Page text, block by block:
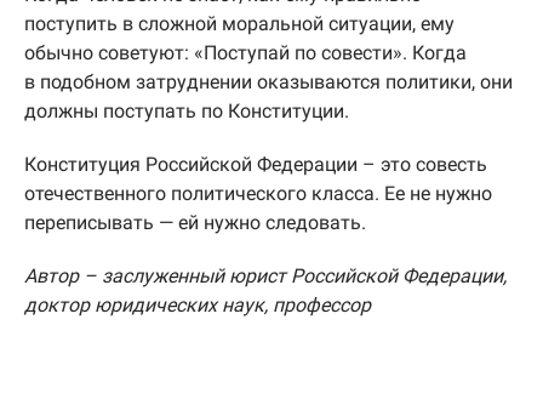
поступить в сложной моральной ситуации, ему
обычно советуют: «Поступай по совести». Когда
в подобном затруднении оказываются политики, они
должны поступать по Конституции.
Конституция Российской Федерации – это совесть
отечественного политического класса. Ее не нужно
переписывать — ей нужно следовать.
Автор – заслуженный юрист Российской Федерации,
доктор юридических наук, профессор